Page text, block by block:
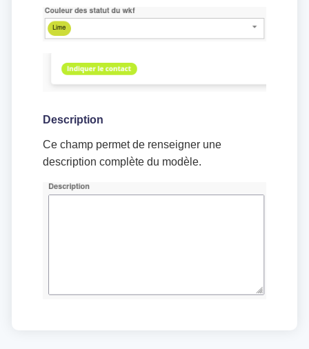
Description
Ce champ permet de renseigner une
description complète du modèle.